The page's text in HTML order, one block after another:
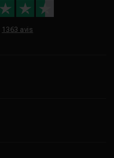
1363 avis